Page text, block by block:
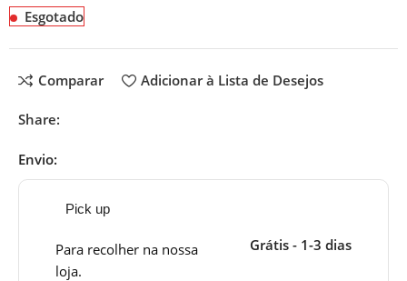
Esgotado
Comparar Adicionar à Lista de Desejos
Share:
Envio:
Pick up
Para recolher na nossa
loja.
Grátis - 1-3 dias